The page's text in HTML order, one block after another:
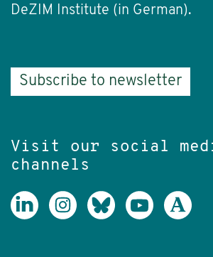
DeZIM Institute (in German).
Subscribe to newsletter
Visit our social
channels